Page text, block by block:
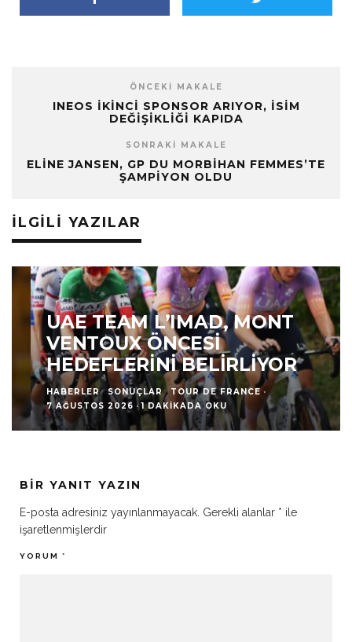
ÖNCEKI MAKALE
INEOS İKINCI SPONSOR ARIYOR, İSIM
DEĞIŞIKLIĞI KAPIDA
SONRAKI MAKALE
ELINE JANSEN, GP DU MORBIHAN FEMMES’TE
ŞAMPIYON OLDU
İLGILI YAZILAR
UAE TEAM L’IMAD, MONT
VENTOUX ÖNCESI
HEDEFLERINI BELIRLIYOR
HABERLER SONUÇLAR TOUR DE FRANCE ·
7 AĞUSTOS 2026 · 1 DAKIKADA OKU
BIR YANIT YAZIN
E-posta adresiniz yayınlanmayacak. Gerekli alanlar * ile
işaretlenmişlerdir
YORUM *